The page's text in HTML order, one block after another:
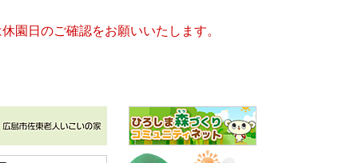
園日のご確認をお願いいたします。